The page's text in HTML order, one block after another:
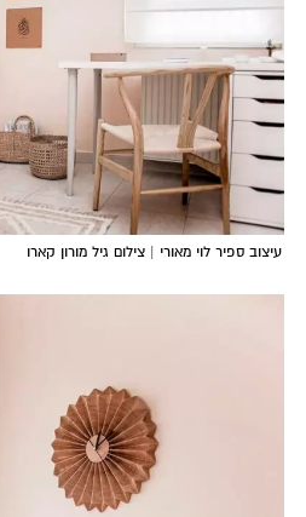
עיצוב ספיר לוי מאורי | צילום גיל מורון קארו